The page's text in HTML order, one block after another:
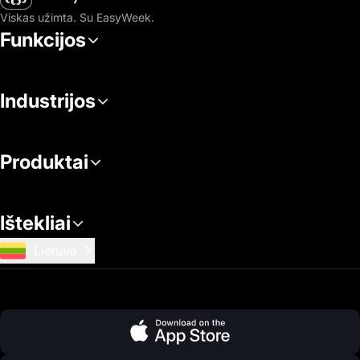
Viskas užimta. Su EasyWeek.
Funkcijos
Industrijos
Produktai
Ištekliai